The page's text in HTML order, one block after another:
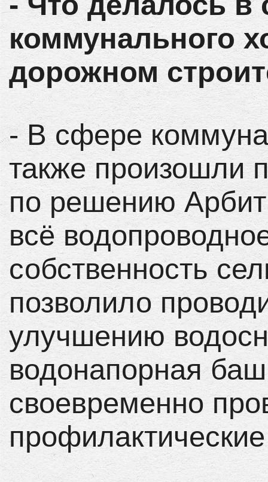
коммунального
дорожном
- В сфере
также произошли
по решению
всё
собственность
позволило
улучшению
водонапорная
своевременно